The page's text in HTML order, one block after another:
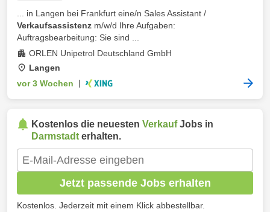
... in Langen bei Frankfurt eine/n Sales Assistant /
Verkaufsassistenz m/w/d Ihre Aufgaben:
Auftragsbearbeitung: Sie sind ...
ORLEN Unipetrol Deutschland GmbH
Langen
vor 3 Wochen
Kostenlos die neuesten VerkaufJobs in
Darmstadt erhalten.
Jetzt passende Jobs erhalten
Kostenlos. Jederzeit mit einem Klick abbestellbar.